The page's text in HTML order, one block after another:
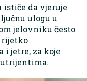
ističe da vjeruje
ulogu u
jelovniku često
rijetko
i jetre, za koje